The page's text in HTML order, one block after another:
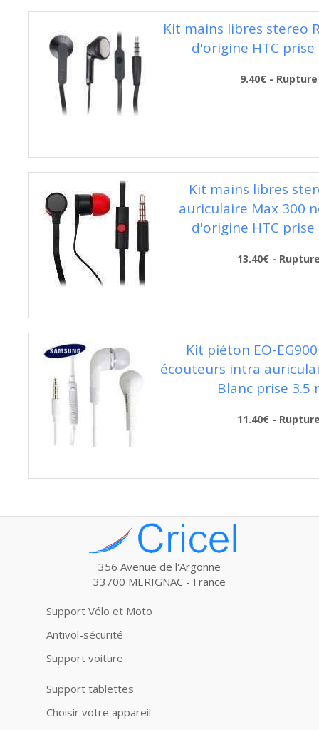
Kit mains libres stereo
d'origine HTC prise
9.40€ - Rupture
Kit mains libres
auriculaire Max 300
d'origine HTC prise
13.40€ -
Kit piéton EO-
écouteurs intra
Blanc prise 3.5
11.40€ -
356 Avenue de l'Argonne
33700 MERIGNAC - France
Support Vélo et Moto
Antivol-sécurité
Support voiture
Support tablettes
Choisir votre appareil